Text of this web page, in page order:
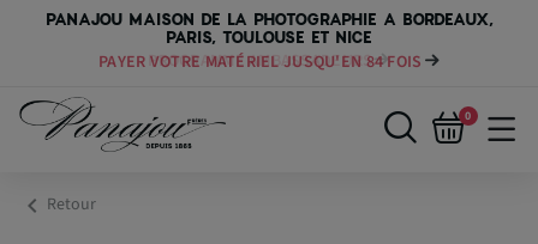
PANAJOU MAISON DE LA PHOTOGRAPHIE A BORDEAUX,
PARIS, TOULOUSE ET NICE
PAYER VOTRE MATÉRIEL JUSQU'EN 84 FOIS
0
chevron_left Retour